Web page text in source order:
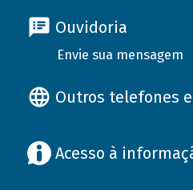
Ouvidoria
Envie sua mensagem
Outros telefones
Acesso à